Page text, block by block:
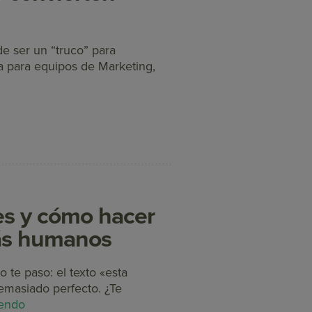
ser un “truco” para
para equipos de Marketing,
y cómo hacer
humanos
te paso: el texto «esta
perfecto. ¿Te